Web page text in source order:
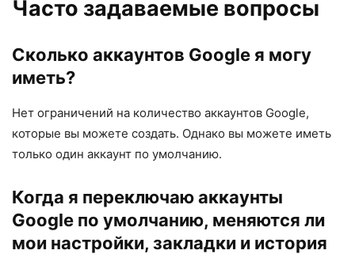
Часто задаваемые вопросы
Сколько аккаунтов Google я могу
иметь?
Нет ограничений на количество аккаунтов Google,
которые вы можете создать. Однако вы можете иметь
только один аккаунт по умолчанию.
Когда я переключаю аккаунты
Google по умолчанию, меняются ли
мои настройки, закладки и история